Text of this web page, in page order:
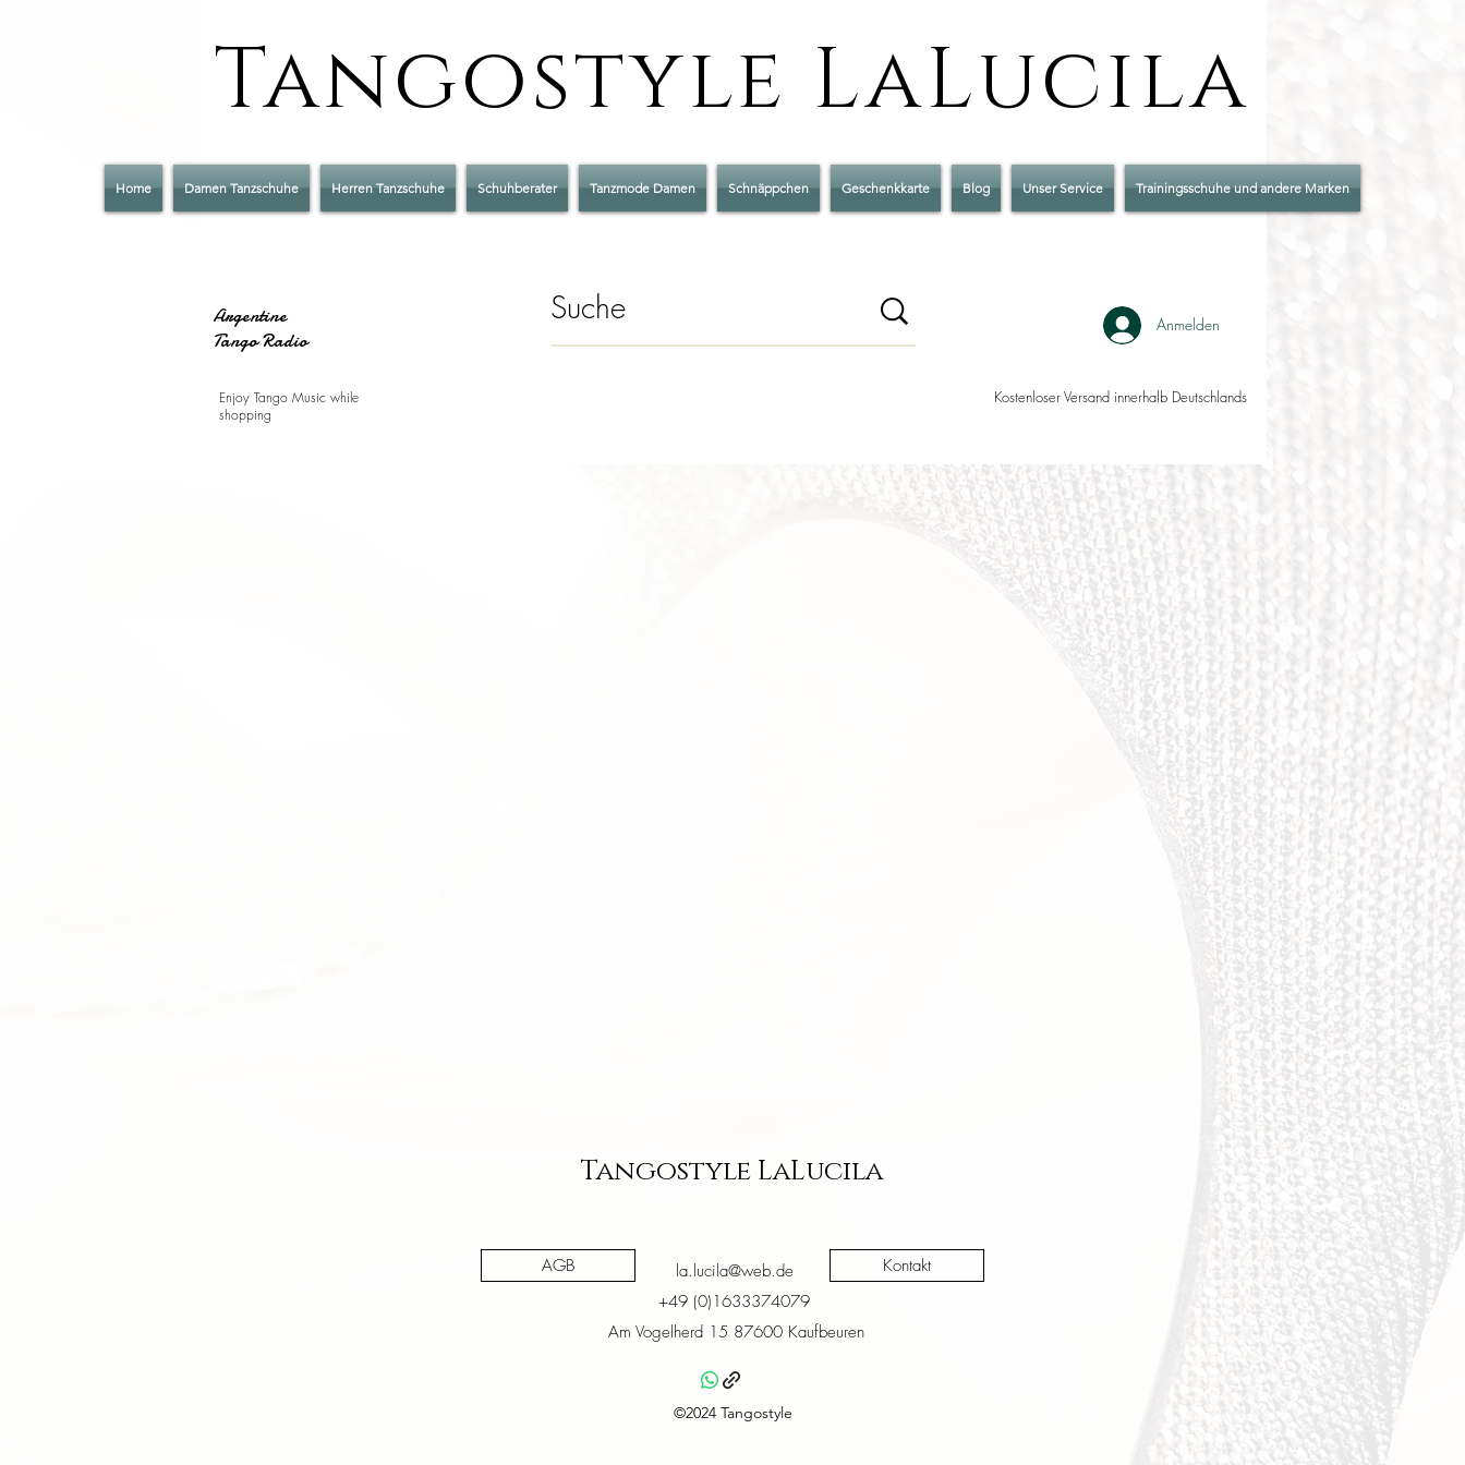
Tangostyle LaLucila
Argentine
Tango Radio
Enjoy Tango Music while
shopping
Anmelden
Kostenloser Versand innerhalb Deutschlands
Home Damen Tanzschuhe Herren Tanzschuhe Schuhberater Tanzmode Damen Schnäppchen Geschenkkarte Blog Unser Service Trainingsschuhe und andere Marken
Tangostyle LaLucila
Kontakt
la.lucila@web.de
AGB
+49 (0)1633374079
Am Vogelherd 15 87600 Kaufbeuren
©2024 Tangostyle